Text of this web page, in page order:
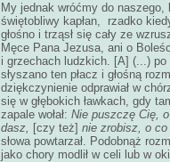
My jednak wróćmy do naszego,
świętobliwy kapłan, rzadko
głośno i trząsł się cały ze
Męce Pana Jezusa, ani o
i grzechach ludzkich. [A] (...)
słyszano ten płacz i głośną
dziękczynienie odprawiał w
się w głębokich ławkach, gdy
zapale wołał: Nie puszczę Cię,
dasz, [czy też] nie zrobisz, o co
słowa powtarzał. Podobnąż
jako chory modlił w celi lub w